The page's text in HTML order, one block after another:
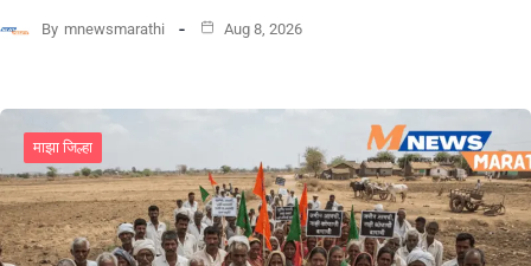
By mnewsmarathi Aug 8, 2026
माझा जिल्हा